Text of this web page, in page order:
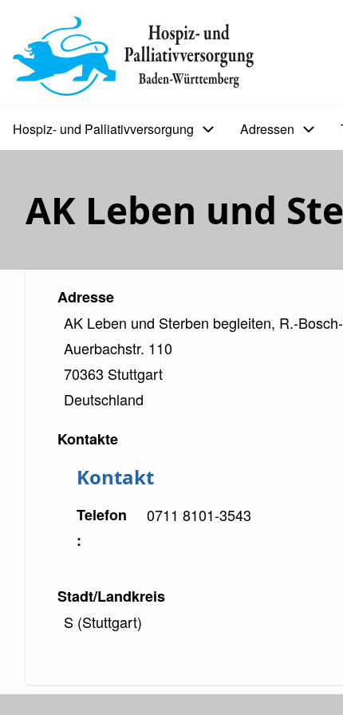
Inhalt
BIP
Sekundärmenü
Bip
Hospiz- und Palliativversorgung Adressen
AK Leben und
Adresse
AK Leben und Sterben begleiten, R.-
Auerbachstr. 110
70363 Stuttgart
Deutschland
Kontakte
Kontakt
Telefon 0711 8101-3543
Stadt/Landkreis
S (Stuttgart)